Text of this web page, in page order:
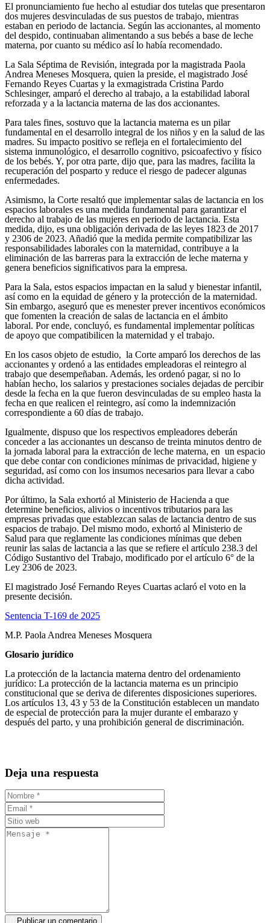
El pronunciamiento fue hecho al estudiar dos tutelas que presentaron
dos mujeres desvinculadas de sus puestos de trabajo, mientras
estaban en periodo de lactancia. Según las accionantes, al momento
del despido, continuaban alimentando a sus bebés a base de leche
materna, por cuanto su médico así lo había recomendado.
La Sala Séptima de Revisión, integrada por la magistrada Paola
Andrea Meneses Mosquera, quien la preside, el magistrado José
Fernando Reyes Cuartas y la exmagistrada Cristina Pardo
Schlesinger, amparó el derecho al trabajo, a la estabilidad laboral
reforzada y a la lactancia materna de las dos accionantes.
Para tales fines, sostuvo que la lactancia materna es un pilar
fundamental en el desarrollo integral de los niños y en la salud de las
madres. Su impacto positivo se refleja en el fortalecimiento del
sistema inmunológico, el desarrollo cognitivo, psicoafectivo y físico
de los bebés. Y, por otra parte, dijo que, para las madres, facilita la
recuperación del posparto y reduce el riesgo de padecer algunas
enfermedades.
Asimismo, la Corte resaltó que implementar salas de lactancia en los
espacios laborales es una medida fundamental para garantizar el
derecho al trabajo de las mujeres en periodo de lactancia. Esta
medida, dijo, es una obligación derivada de las leyes 1823 de 2017
y 2306 de 2023. Añadió que la medida permite compatibilizar las
responsabilidades laborales con la maternidad, contribuye a la
eliminación de las barreras para la extracción de leche materna y
genera beneficios significativos para la empresa.
Para la Sala, estos espacios impactan en la salud y bienestar infantil,
así como en la equidad de género y la protección de la maternidad.
Sin embargo, aseguró que es menester prever incentivos económicos
que fomenten la creación de salas de lactancia en el ámbito
laboral. Por ende, concluyó, es fundamental implementar políticas
de apoyo que compatibilicen la maternidad y el trabajo.
En los casos objeto de estudio, la Corte amparó los derechos de las
accionantes y ordenó a las entidades empleadoras el reintegro al
trabajo que desempeñaban. Además, les ordenó pagar, si no lo
habían hecho, los salarios y prestaciones sociales dejadas de percibir
desde la fecha en la que fueron desvinculadas de su empleo hasta la
fecha en que realicen el reintegro, así como la indemnización
correspondiente a 60 días de trabajo.
Igualmente, dispuso que los respectivos empleadores deberán
conceder a las accionantes un descanso de treinta minutos dentro de
la jornada laboral para la extracción de leche materna, en un espacio
que debe contar con condiciones mínimas de privacidad, higiene y
seguridad, así como con los insumos necesarios para llevar a cabo
dicha actividad.
Por último, la Sala exhortó al Ministerio de Hacienda a que
determine beneficios, alivios o incentivos tributarios para las
empresas privadas que establezcan salas de lactancia dentro de sus
espacios de trabajo. Del mismo modo, exhortó al Ministerio de
Salud para que reglamente las condiciones mínimas que deben
reunir las salas de lactancia a las que se refiere el artículo 238.3 del
Código Sustantivo del Trabajo, modificado por el artículo 6° de la
Ley 2306 de 2023.
El magistrado José Fernando Reyes Cuartas aclaró el voto en la
presente decisión.
Sentencia T-169 de 2025
M.P. Paola Andrea Meneses Mosquera
Glosario jurídico
La protección de la lactancia materna dentro del ordenamiento
jurídico: La protección de la lactancia materna es un principio
constitucional que se deriva de diferentes disposiciones superiores.
Los artículos 13, 43 y 53 de la Constitución establecen un mandato
de especial de protección para la mujer durante el embarazo y
después del parto, y una prohibición general de discriminación.
Deja una respuesta
Publicar un comentario